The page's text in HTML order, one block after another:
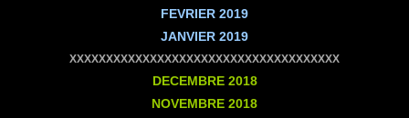
FEVRIER 2019
JANVIER 2019
XXXXXXXXXXXXXXXXXXXXXXXXXXXXXXXXXXXXX
DECEMBRE2018
NOVEMBRE 2018